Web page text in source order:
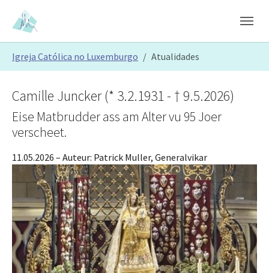
Skip to main content
Skip to page footer
Igreja Católica no Luxemburgo Atualidades
Camille Juncker (* 3.2.1931 - † 9.5.2026)
Eise Matbrudder ass am Alter vu 95 Joer
verscheet.
11.05.2026 – Auteur: Patrick Muller, Generalvikar